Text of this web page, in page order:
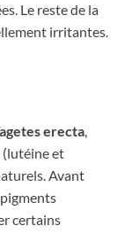
Le reste de la
irritantes.
erecta
(lutéine et
Avant
certains